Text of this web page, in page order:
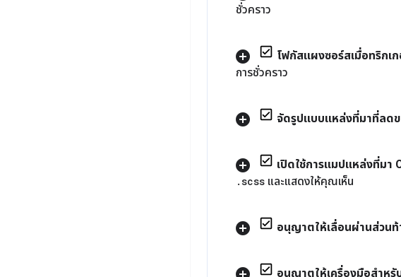
ชั่วคราว
โฟกัสแผงซอร์สเมื่อทริกเ
การชั่วคราว
จัดรูปแบบแหล่งที่มาที่ลด
เปิดใช้การแมปแหล่งที่มา
.scss และแสดงให้คุณเห็น
อนุญาตให้เลื่อนผ่านส่วน
อนุญาตให้เครื่องมือสำหรั